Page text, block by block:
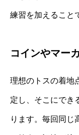
練習を加えること
コインやマー
理想のトスの着地
定し、そこにでき
ります。毎回同じ